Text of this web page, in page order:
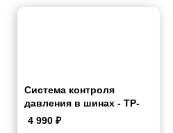
Система контроля
давления в шинах - TP-
Pro
4 990 ₽